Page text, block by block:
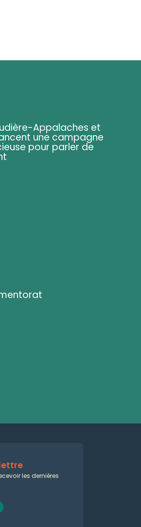
Appalaches et
une campagne
pour parler de
les dernières